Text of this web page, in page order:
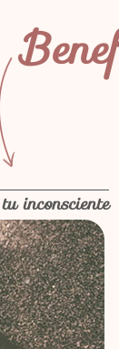
inconsciente